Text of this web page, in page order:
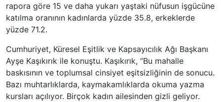
rapora göre 15 ve daha yukarı yaştaki nüfusun işgücüne
katılma oranının kadınlarda yüzde 35.8, erkeklerde
yüzde 71.2.
Cumhuriyet, Küresel Eşitlik ve Kapsayıcılık Ağı Başkanı
Ayşe Kaşıkırık ile konuştu. Kaşıkırık, “Bu mahalle
baskısının ve toplumsal cinsiyet eşitsizliğinin de sonucu.
Bazı muhtarlıklarda, kaymakamlıklarda okuma yazma
kursları açılıyor. Birçok kadın ailesinden gizli geliyor.